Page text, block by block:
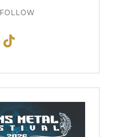
FOLLOW
TikTok